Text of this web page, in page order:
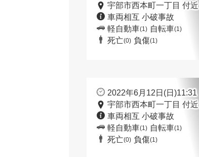
宇部市西本町一丁目 付近
車両相互 小破事故
軽自動車(1) 自転車(1)
死亡(0) 負傷(1)
2022年6月12日(日)11:31
宇部市西本町一丁目 付近
車両相互 小破事故
軽自動車(1) 自転車(1)
死亡(0) 負傷(1)